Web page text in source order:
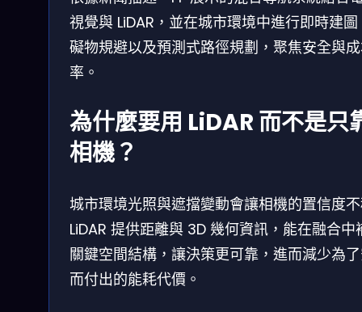
視覺與 LiDAR，並在城市環境中進行即時建
礙物規避以及預測式路徑規劃，聚焦安全與
率。
為什麼要用 LiDAR 而不是只
相機？
城市環境光照與遮擋變動會讓相機的置信度
LiDAR 提供距離與 3D 幾何資訊，能在融合中
關鍵空間結構，讓決策更可靠，進而減少為
而付出的能耗代價。